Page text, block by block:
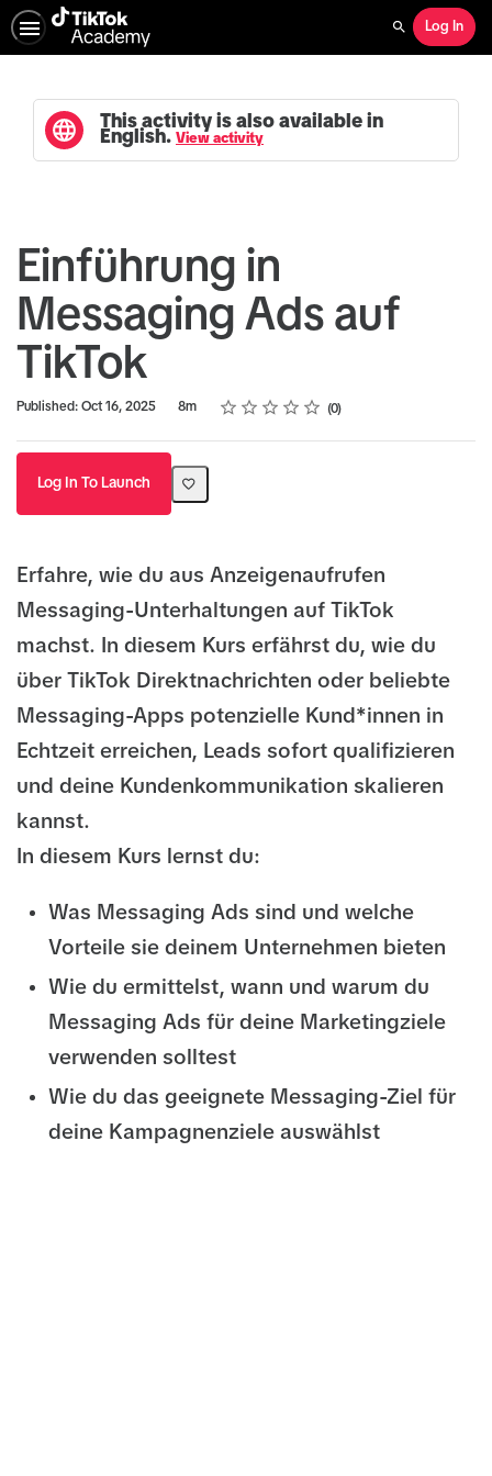
Search
Log In
This activity is also available in
English. View activity
Einführung in
Messaging Ads auf
TikTok
Published: Oct 16, 2025
Duration 8m Rating
1 star
2 stars
3 stars
4 stars
5 stars
Average rating: 0 0
No reviews
Log In To Launch
Erfahre, wie du aus Anzeigenaufrufen
Messaging-Unterhaltungen auf TikTok
machst. In diesem Kurs erfährst du, wie du
über TikTok Direktnachrichten oder beliebte
Messaging-Apps potenzielle Kund*innen in
Echtzeit erreichen, Leads sofort qualifizieren
und deine Kundenkommunikation skalieren
kannst.
In diesem Kurs lernst du:
Was Messaging Ads sind und welche
Vorteile sie deinem Unternehmen bieten
Wie du ermittelst, wann und warum du
Messaging Ads für deine Marketingziele
verwenden solltest
Wie du das geeignete Messaging-Ziel für
deine Kampagnenziele auswählst